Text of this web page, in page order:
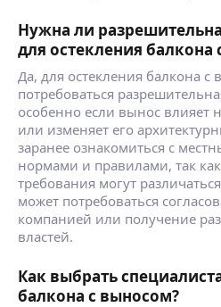
Нужна ли
для остекления балкона
Да, для остекления балкона
потребоваться
особенно если вынос влияет
или изменяет его
заранее ознакомиться с
нормами и правилами, так
требования могут
может потребоваться
компанией или получение
властей.
Как выбрать
балкона с выносом?